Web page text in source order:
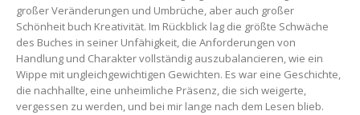
großer Veränderungen und Umbrüche, aber auch großer
Schönheit buch Kreativität. Im Rückblick lag die größte Schwäche
des Buches in seiner Unfähigkeit, die Anforderungen von
Handlung und Charakter vollständig auszubalancieren, wie ein
Wippe mit ungleichgewichtigen Gewichten. Es war eine Geschichte,
die nachhallte, eine unheimliche Präsenz, die sich weigerte,
vergessen zu werden, und bei mir lange nach dem Lesen blieb.